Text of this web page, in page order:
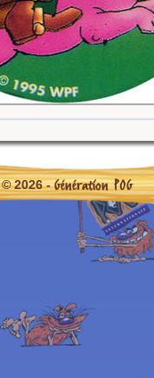
© 2026 -Génération POG